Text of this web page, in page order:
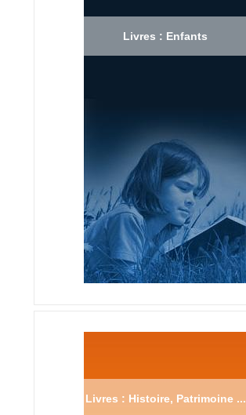
Livres : Enfants
Livres : Histoire, Patrimoine ...